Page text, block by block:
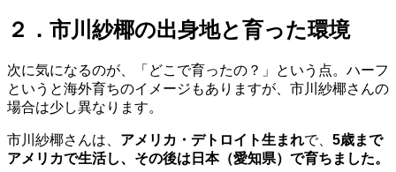
２．市川紗椰の出身地と育った環境
次に気になるのが、「どこで育ったの？」という点。ハーフ
というと海外育ちのイメージもありますが、市川紗椰さんの
場合は少し異なります。
市川紗椰さんは、 アメリカ・デトロイト生まれで、 5歳まで
アメリカで生活し、その後は日本（愛知県）で育ちました。